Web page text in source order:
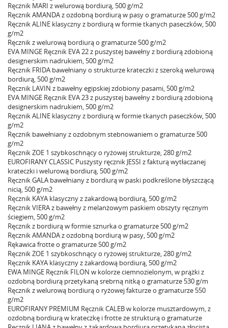
Ręcznik MARI z welurową bordiurą, 500 g/m2
Ręcznik AMANDA z ozdobną bordiurą w pasy o gramaturze 500 g/m2
Ręcznik ALINE klasyczny z bordiurą w formie tkanych paseczków, 500
g/m2
Ręcznik z welurową bordiurą o gramaturze 500 g/m2
EVA MINGE Ręcznik EVA 22 z puszystej bawełny z bordiurą zdobioną
designerskim nadrukiem, 500 g/m2
Ręcznik FRIDA bawełniany o strukturze krateczki z szeroką welurową
bordiurą, 500 g/m2
Ręcznik LAVIN z bawełny egipskiej zdobiony pasami, 500 g/m2
EVA MINGE Ręcznik EVA 23 z puszystej bawełny z bordiurą zdobioną
designerskim nadrukiem, 500 g/m2
Ręcznik ALINE klasyczny z bordiurą w formie tkanych paseczków, 500
g/m2
Ręcznik bawełniany z ozdobnym stebnowaniem o gramaturze 500
g/m2
Ręcznik ZOE 1 szybkoschnący o ryżowej strukturze, 280 g/m2
EUROFIRANY CLASSIC Puszysty ręcznik JESSI z fakturą wytłaczanej
krateczki i welurową bordiurą, 500 g/m2
Ręcznik GALA bawełniany z bordiurą w paski podkreślone błyszczącą
nicią, 500 g/m2
Ręcznik KAYA klasyczny z żakardową bordiurą, 500 g/m2
Ręcznik VIERA z bawełny z melanżowym paskiem obszyty ręcznym
ściegiem, 500 g/m2
Ręcznik z bordiurą w formie sznurka o gramaturze 500 g/m2
Ręcznik AMANDA z ozdobną bordiurą w pasy, 500 g/m2
Rękawica frotte o gramaturze 500 g/m2
Ręcznik ZOE 1 szybkoschnący o ryżowej strukturze, 280 g/m2
Ręcznik KAYA klasyczny z żakardową bordiurą, 500 g/m2
EWA MINGE Ręcznik FILON w kolorze ciemnozielonym, w prążki z
ozdobną bordiurą przetykaną srebrną nitką o gramaturze 530 g/m
Ręcznik z welurową bordiurą o ryżowej fakturze o gramaturze 550
g/m2
EUROFIRANY PREMIUM Ręcznik CALEB w kolorze musztardowym, z
ozdobną bordiurą w krateczkę i frotte ze strukturą o gramaturze